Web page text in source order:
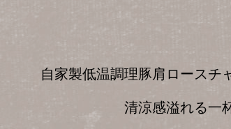
自家製低温調理豚肩ロースチ
清涼感溢れる一